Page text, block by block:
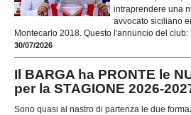
intraprendere una
avvocato siciliano
Montecarlo 2018. Questo l'annuncio del club:
30/07/2026
Il BARGA ha PRONTE le
per la STAGIONE 2026-
Sono quasi al nastro di partenza le due